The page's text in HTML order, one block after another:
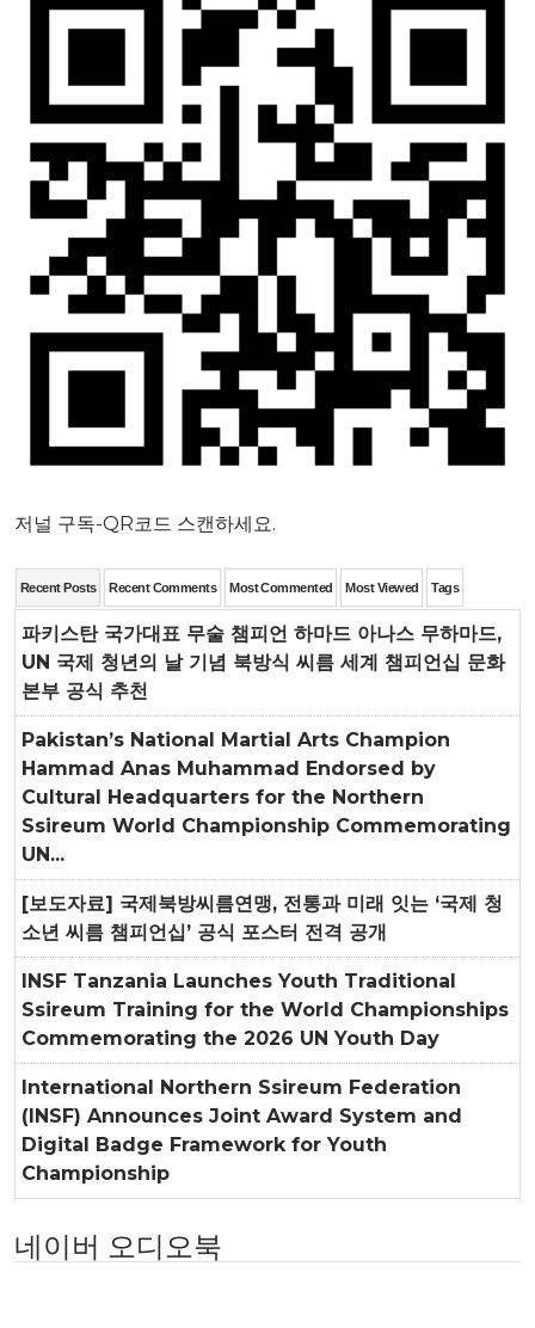
저널 구독-QR코드 스캔하세요.
Recent Posts Recent Comments Most Commented Most Viewed Tags
파키스탄 국가대표 무술 챔피언 하마드 아나스 무하마드,
UN 국제 청년의 날 기념 북방식 씨름 세계 챔피언십 문화
본부 공식 추천
Pakistan’s National Martial Arts Champion
Hammad Anas Muhammad Endorsed by
Cultural Headquarters for the Northern
Ssireum World Championship Commemorating
UN...
[보도자료] 국제북방씨름연맹, 전통과 미래 잇는 ‘국제 청
소년 씨름 챔피언십’ 공식 포스터 전격 공개
INSF Tanzania Launches Youth Traditional
Ssireum Training for the World Championships
Commemorating the 2026 UN Youth Day
International Northern Ssireum Federation
(INSF) Announces Joint Award System and
Digital Badge Framework for Youth
Championship
네이버 오디오북